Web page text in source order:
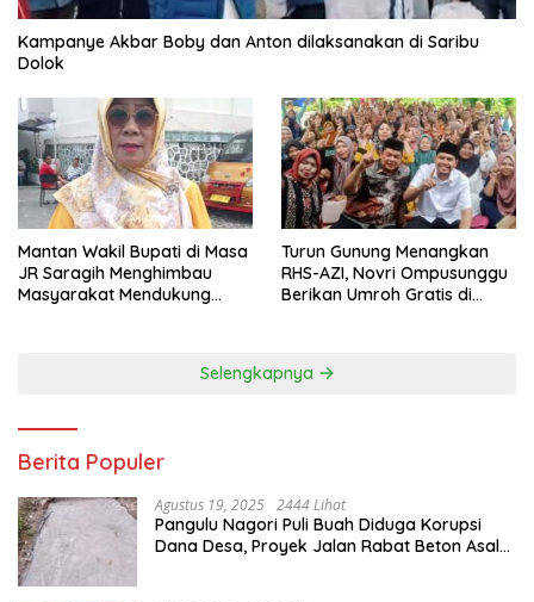
Kampanye Akbar Boby dan Anton dilaksanakan di Saribu
Dolok
Mantan Wakil Bupati di Masa
JR Saragih Menghimbau
Masyarakat Mendukung
Turun Gunung Menangkan
RHS-AZI, Novri Ompusunggu
Berikan Umroh Gratis di
Selengkapnya
Berita Populer
Agustus 19, 2025 2444 Lihat
Pangulu Nagori Puli Buah Diduga Korupsi
Dana Desa, Proyek Jalan Rabat Beton Asal